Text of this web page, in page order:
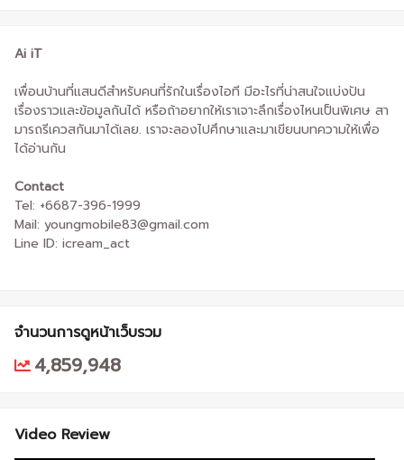
Ai iT
เพื่อนบ้านที่แสนดีสำหรับคนที่รักในเรื่องไอที มีอะไรที่น่าสนใจแบ่งปัน
เรื่องราวและข้อมูลกันได้ หรือถ้าอยากให้เราเจาะลึกเรื่องไหนเป็นพิเศษ สา
มารถรีเควสกันมาได้เลย. เราจะลองไปศึกษาและมาเขียนบทความให้เพื่อ
ได้อ่านกัน
Contact
Tel: +6687-396-1999
Mail: youngmobile83@gmail.com
Line ID: icream_act
จำนวนการดูหน้าเว็บรวม
4,859,948
Video Review